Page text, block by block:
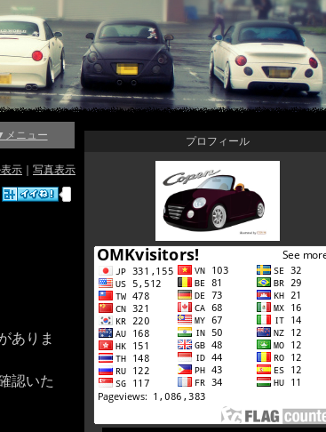
メニュー
示 写真表示
ありま
認いた
プロフィール